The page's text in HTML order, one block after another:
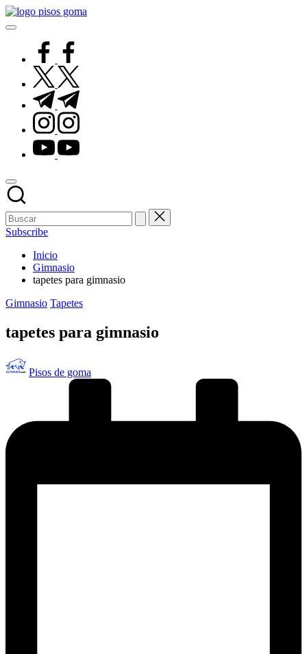
Saltar
al
facebook.com
twitter.com
t.me
instagram.com
youtube.com
Subscribe
Inicio
Gimnasio
tapetes para gimnasio
Publicado
Gimnasio Tapetes
tapetes para gimnasio
Publicado
por
Pisos de goma